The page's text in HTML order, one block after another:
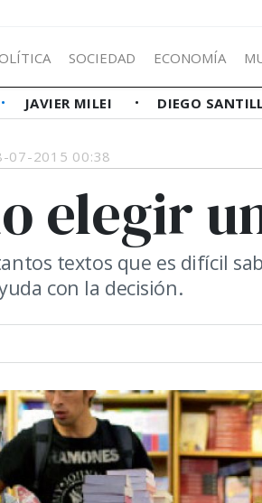
SOCIEDAD ECONOMÍA
JAVIER MILEI DIEGO
07-2015 00:38
elegir
textos que es difícil
con la decisión.